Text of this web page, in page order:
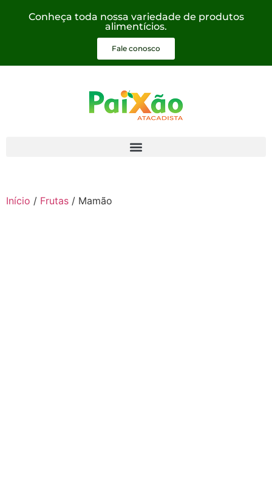
Conheça toda nossa variedade de produtos
alimentícios.
Fale conosco
Início / Frutas / Mamão